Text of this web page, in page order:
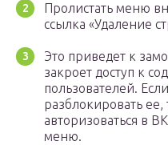
Пролистать меню
ссылка «Удаление
Это приведет к
закроет доступ к
пользователей.
разблокировать ее,
авторизоваться в
меню.